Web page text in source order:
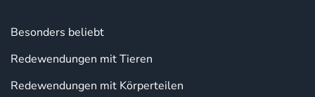
Besonders beliebt
Redewendungen mit Tieren
Redewendungen mit Körperteilen